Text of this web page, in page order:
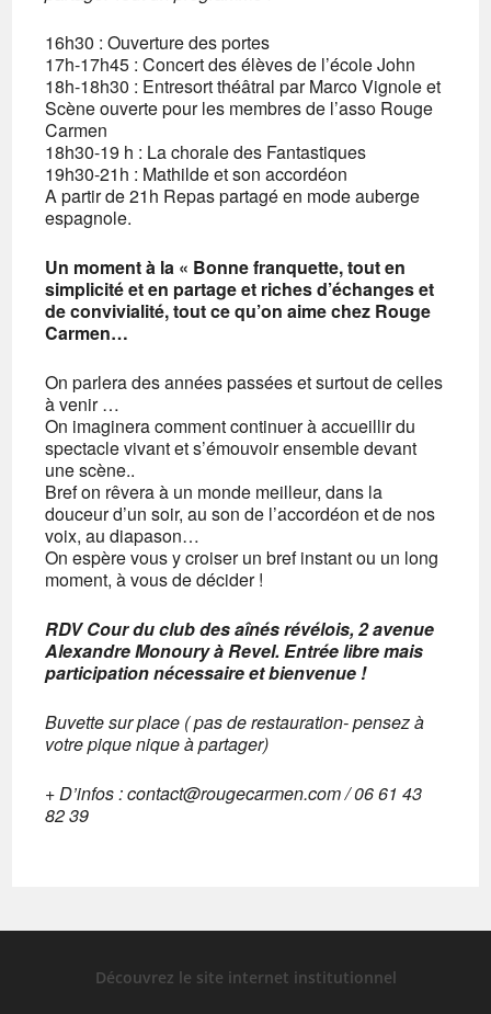
16h30 : Ouverture des portes
17h-17h45 : Concert des élèves de l’école John
18h-18h30 : Entresort théâtral par Marco Vignole et
Scène ouverte pour les membres de l’asso Rouge
Carmen
18h30-19 h : La chorale des Fantastiques
19h30-21h : Mathilde et son accordéon
A partir de 21h Repas partagé en mode auberge
espagnole.
Un moment à la « Bonne franquette, tout en
simplicité et en partage et riches d’échanges et
de convivialité, tout ce qu’on aime chez Rouge
Carmen…
On parlera des années passées et surtout de celles
à venir …
On imaginera comment continuer à accueillir du
spectacle vivant et s’émouvoir ensemble devant
une scène..
Bref on rêvera à un monde meilleur, dans la
douceur d’un soir, au son de l’accordéon et de nos
voix, au diapason…
On espère vous y croiser un bref instant ou un long
moment, à vous de décider !
RDV Cour du club des aînés révélois, 2 avenue
Alexandre Monoury à Revel.Entrée libre mais
participation nécessaire et bienvenue !
Buvette sur place ( pas de restauration- pensez à
votre pique nique à partager)
+ D’infos : contact@rougecarmen.com / 06 61 43
82 39
Découvrez le site internet institutionnel